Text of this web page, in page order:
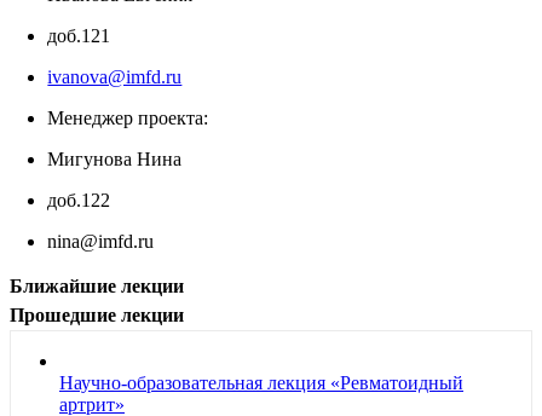
доб.121
ivanova@imfd.ru
Менеджер проекта:
Мигунова Нина
доб.122
nina@imfd.ru
Ближайшие лекции
Прошедшие лекции
Научно-образовательная лекция «Ревматоидный
артрит»